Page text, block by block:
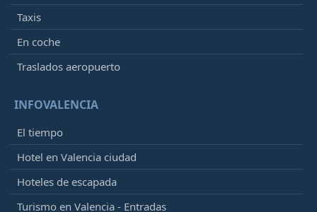
Taxis
En coche
Traslados aeropuerto
INFOVALENCIA
El tiempo
Hotel en Valencia ciudad
Hoteles de escapada
Turismo en Valencia - Entradas